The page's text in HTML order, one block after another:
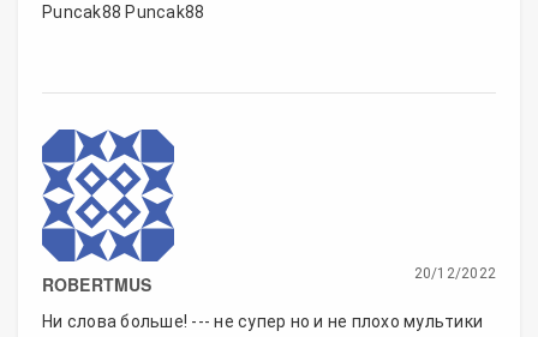
Puncak88 Puncak88
ROBERTMUS 20/12/2022
Ни слова больше! --- не супер но и не плохо мультики